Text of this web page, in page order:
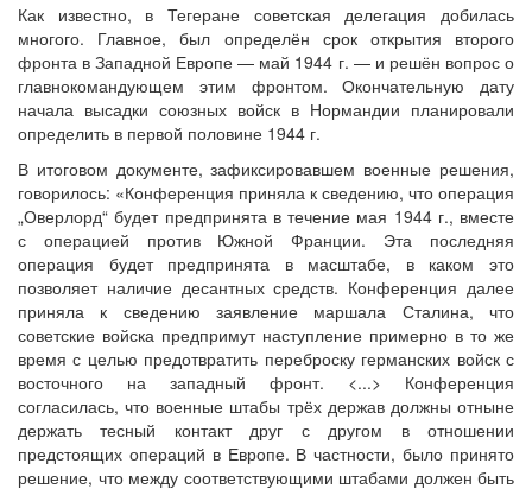
Как известно, в Тегеране советская делегация добилась
многого. Главное, был определён срок открытия второго
фронта в Западной Европе — май 1944 г. — и решён вопрос о
главнокомандующем этим фронтом. Окончательную дату
начала высадки союзных войск в Нормандии планировали
определить в первой половине 1944 г.
В итоговом документе, зафиксировавшем военные решения,
говорилось: «Конференция приняла к сведению, что операция
„Оверлорд“ будет предпринята в течение мая 1944 г., вместе
с операцией против Южной Франции. Эта последняя
операция будет предпринята в масштабе, в каком это
позволяет наличие десантных средств. Конференция далее
приняла к сведению заявление маршала Сталина, что
советские войска предпримут наступление примерно в то же
время с целью предотвратить переброску германских войск с
восточного на западный фронт. <...> Конференция
согласилась, что военные штабы трёх держав должны отныне
держать тесный контакт друг с другом в отношении
предстоящих операций в Европе. В частности, было принято
решение, что между соответствующими штабами должен быть